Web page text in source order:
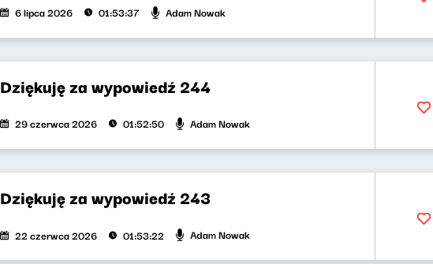
6 lipca 2026 01:53:37 Adam Nowak
Dziękuję za wypowiedź 244
29 czerwca 2026 01:52:50 Adam Nowak
Dziękuję za wypowiedź 243
22 czerwca 2026 01:53:22 Adam Nowak